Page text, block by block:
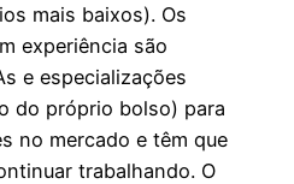
mais baixos). Os
experiência são
e especializações
do próprio bolso) para
no mercado e têm que
trabalhando. O